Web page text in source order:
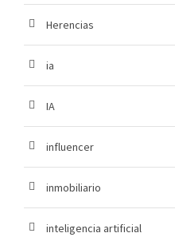
Herencias
ia
IA
influencer
inmobiliario
inteligencia artificial